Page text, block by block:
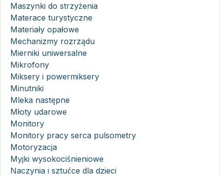
Maszynki do strzyżenia
Materace turystyczne
Materiały opałowe
Mechanizmy rozrządu
Mierniki uniwersalne
Mikrofony
Miksery i powermiksery
Minutniki
Mleka następne
Młoty udarowe
Monitory
Monitory pracy serca pulsometry
Motoryzacja
Myjki wysokociśnieniowe
Naczynia i sztućce dla dzieci